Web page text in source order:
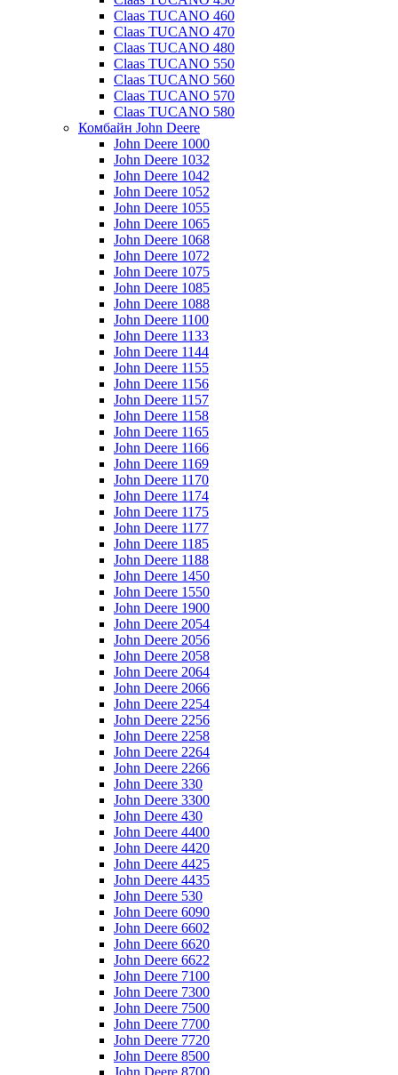
Claas TUCANO 460
Claas TUCANO 470
Claas TUCANO 480
Claas TUCANO 550
Claas TUCANO 560
Claas TUCANO 570
Claas TUCANO 580
Комбайн John Deere
John Deere 1000
John Deere 1032
John Deere 1042
John Deere 1052
John Deere 1055
John Deere 1065
John Deere 1068
John Deere 1072
John Deere 1075
John Deere 1085
John Deere 1088
John Deere 1100
John Deere 1133
John Deere 1144
John Deere 1155
John Deere 1156
John Deere 1157
John Deere 1158
John Deere 1165
John Deere 1166
John Deere 1169
John Deere 1170
John Deere 1174
John Deere 1175
John Deere 1177
John Deere 1185
John Deere 1188
John Deere 1450
John Deere 1550
John Deere 1900
John Deere 2054
John Deere 2056
John Deere 2058
John Deere 2064
John Deere 2066
John Deere 2254
John Deere 2256
John Deere 2258
John Deere 2264
John Deere 2266
John Deere 330
John Deere 3300
John Deere 430
John Deere 4400
John Deere 4420
John Deere 4425
John Deere 4435
John Deere 530
John Deere 6090
John Deere 6602
John Deere 6620
John Deere 6622
John Deere 7100
John Deere 7300
John Deere 7500
John Deere 7700
John Deere 7720
John Deere 8500
John Deere 8700